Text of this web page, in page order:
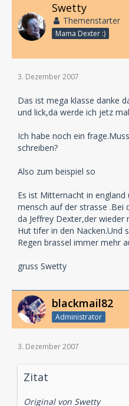
Swetty
Themenstarter
Mama Dexter :)
3. Dezember 2007
Das ist mega klasse danke
und lick,da werde ich jetz
Ich habe noch ein
schreiben?
Also zum beispiel so
Es ist Mitternacht in
mensch auf der strasse .Bei
da Jeffrey Dexter,der wieder
Hut tifer in den Nacken.Und
Regen brassel immer mehr
gruss Swetty
blackmail82
Administrator
3. Dezember 2007
Zitat
Original von Swetty